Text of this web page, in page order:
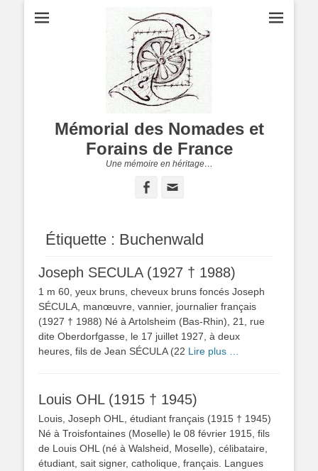
Mémorial des Nomades et
Forains de France
Une mémoire en héritage…
Facebook
Étiquette : Buchenwald
Joseph SECULA (1927 † 1988)
1 m 60, yeux bruns, cheveux bruns foncés Joseph
SÉCULA, manœuvre, vannier, journalier français
(1927 † 1988) Né à Artolsheim (Bas-Rhin), 21, rue
dite Oberdorfgasse, le 17 juillet 1927, à deux
heures, fils de Jean SÉCULA (22 Lire plus …
Louis OHL (1915 † 1945)
Louis, Joseph OHL, étudiant français (1915 † 1945)
Né à Troisfontaines (Moselle) le 08 février 1915, fils
de Louis OHL (né à Walsheid, Moselle), célibataire,
étudiant, sait signer, catholique, français. Langues